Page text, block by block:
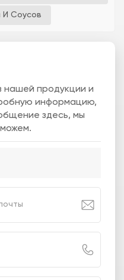
И Соусов
нашей продукции и
информацию,
здесь, мы